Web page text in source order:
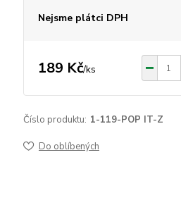
Nejsme plátci DPH
189 Kč/ks
Číslo produktu: 1-119-POP IT-Z
Do oblíbených